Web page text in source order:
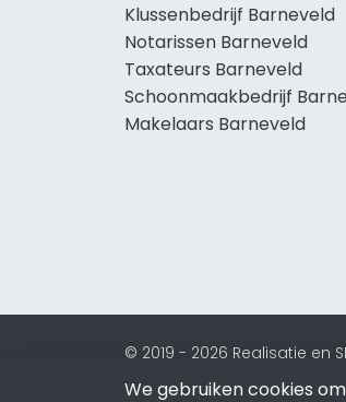
Klussenbedrijf Barneveld
Notarissen Barneveld
Taxateurs Barneveld
Schoonmaakbedrijf
Makelaars Barneveld
© 2019 - 2026 Realisatie en
We gebruiken cookies